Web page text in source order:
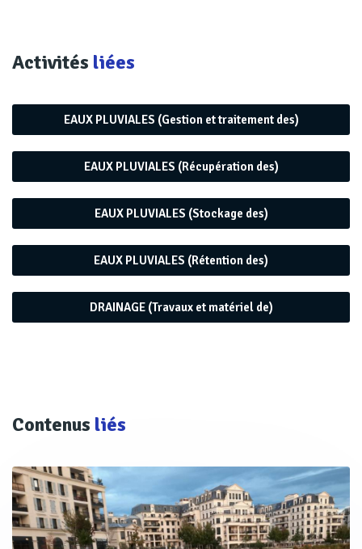
s’insérer partout et permettent d’assurer une gestion au
le transport. À l’échelle locale, la noue permet tout à la fois
contribue au réapprovisionnement des nappes
le milieu naturel grâce au pouvoir épurateur des plantes.
Pour la voirie, il est possible de créer des chaussées à
Activités liées
EAUX PLUVIALES (Gestion et traitement des)
EAUX PLUVIALES (Récupération des)
EAUX PLUVIALES (Stockage des)
EAUX PLUVIALES (Rétention des)
DRAINAGE (Travaux et matériel de)
Contenus liés